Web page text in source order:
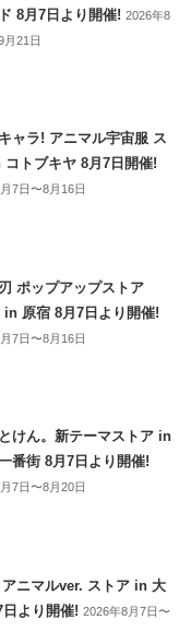
8月7日より開催!2026年8
月21日
ャラ! アニマル宇宙服 ス
コトブキヤ 8月7日開催!
7日〜8月16日
ポップアップストア
in 原宿 8月7日より開催!
7日〜8月16日
けん。新テーマストア in
番街 8月7日より開催!
7日〜8月20日
ニマルver. ストア in 大
日より開催!2026年8月7日〜